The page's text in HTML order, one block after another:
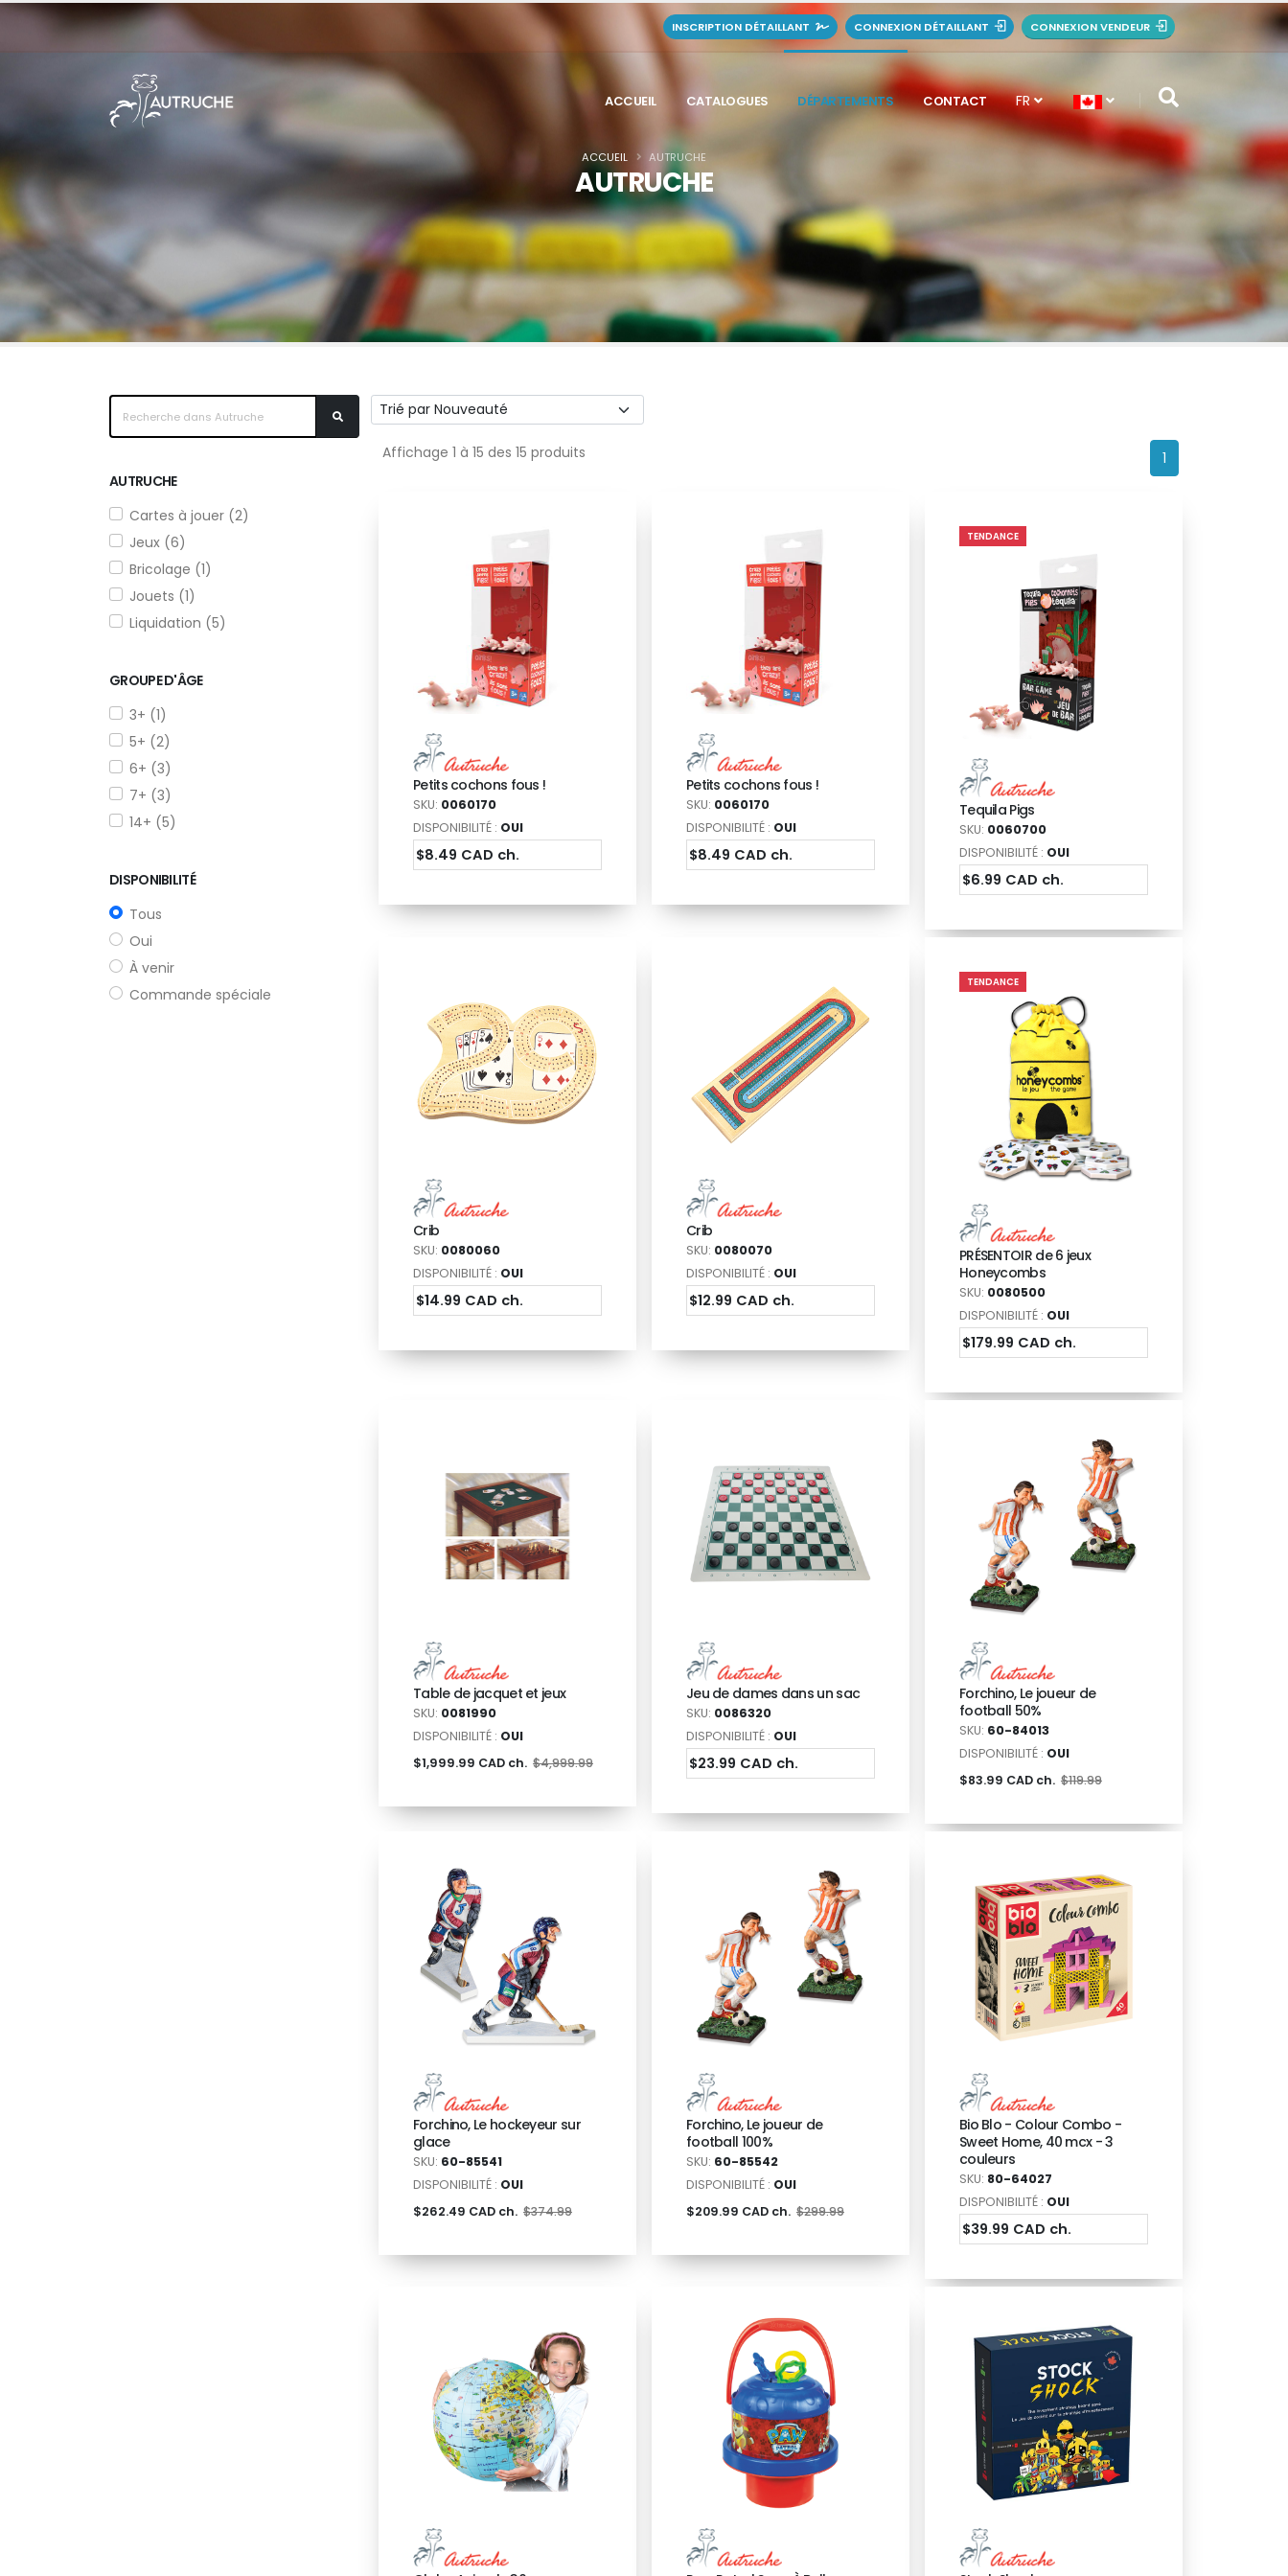
INSCRIPTION DÉTAILLANT CONNEXION DÉTAILLANT CONNEXION VENDEUR
ACCUEIL CATALOGUES DÉPARTEMENTS CONTACT FR
AUTRUCHE
ACCUEIL AUTRUCHE
AUTRUCHE
Cartes à jouer (2)
Jeux (6)
Bricolage (1)
Jouets (1)
Liquidation (5)
GROUPE D'ÂGE
3+ (1)
5+ (2)
6+ (3)
7+ (3)
14+ (5)
DISPONIBILITÉ
Tous
Oui
À venir
Commande spéciale
Affichage 1 à 15 des 15 produits 1
Petits cochons fous !
SKU: 0060170
DISPONIBILITÉ : OUI
$8.49 CAD ch.
Petits cochons fous !
SKU: 0060170
DISPONIBILITÉ : OUI
$8.49 CAD ch.
TENDANCE
Tequila Pigs
SKU: 0060700
DISPONIBILITÉ : OUI
$6.99 CAD ch.
Crib
SKU: 0080060
DISPONIBILITÉ : OUI
$14.99 CAD ch.
Crib
SKU: 0080070
DISPONIBILITÉ : OUI
$12.99 CAD ch.
TENDANCE
PRÉSENTOIR de 6 jeux
Honeycombs
SKU: 0080500
DISPONIBILITÉ : OUI
$179.99 CAD ch.
Table de jacquet et jeux
SKU: 0081990
DISPONIBILITÉ : OUI
$1,999.99 CAD ch. $4,999.99
Jeu de dames dans un sac
SKU: 0086320
DISPONIBILITÉ : OUI
$23.99 CAD ch.
Forchino, Le joueur de
football 50%
SKU: 60-84013
DISPONIBILITÉ : OUI
$83.99 CAD ch. $119.99
Forchino, Le hockeyeur sur
glace
SKU: 60-85541
DISPONIBILITÉ : OUI
$262.49 CAD ch. $374.99
Forchino, Le joueur de
football 100%
SKU: 60-85542
DISPONIBILITÉ : OUI
$209.99 CAD ch. $299.99
Bio Blo - Colour Combo -
Sweet Home, 40 mcx - 3
couleurs
SKU: 80-64027
DISPONIBILITÉ : OUI
$39.99 CAD ch.